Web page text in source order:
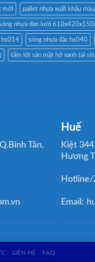
mới pallet nhựa xuất khẩu
nhựa đan lưới
hs014 sóng nhựa đặc hs040
tấm lót sàn mặt hở xanh tái
Tân,
Huế
Kiệt
Hương
Hotline/
Email:
LIÊN HỆ FAQ